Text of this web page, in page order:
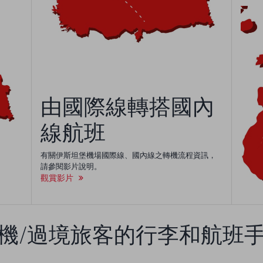
由國際線轉搭國內
線航班
有關伊斯坦堡機場國際線、國內線之轉機流程資訊，
請參閱影片說明。
觀賞影片
/過境旅客的行李和航班